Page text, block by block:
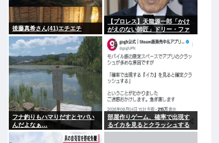
後藤真希さん(41)エチエチ
【プロレス】天龍源一郎「かけ
がえのない師匠」ドリー・ファ
ンク・ジュニアさん追悼
フナ釣りもハマりだすとヤバい
んだよなぁ…
部屋作りゲーム、確率で出現す
るイカを見るとクラッシュする
不具合が発生